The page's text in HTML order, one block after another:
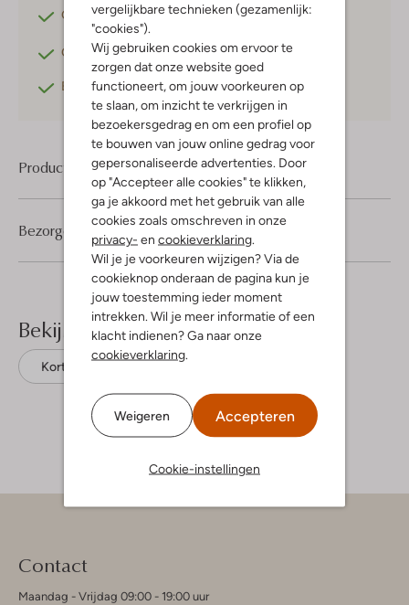
vergelijkbare technieken (gezamenlijk:
"cookies").
Wij gebruiken cookies om ervoor te
zorgen dat onze website goed
functioneert, om jouw voorkeuren op
te slaan, om inzicht te verkrijgen in
bezoekersgedrag en om een profiel op
te bouwen van jouw online gedrag voor
gepersonaliseerde advertenties. Door
op "Accepteer alle cookies" te klikken,
ga je akkoord met het gebruik van alle
cookies zoals omschreven in onze
privacy- en cookieverklaring.
Wil je je voorkeuren wijzigen? Via de
cookieknop onderaan de pagina kun je
jouw toestemming ieder moment
intrekken. Wil je meer informatie of een
klacht indienen? Ga naar onze
cookieverklaring.
Weigeren Accepteren
Cookie-instellingen
Gratis verzendingvanaf €75,-
Gratis retournerenbinnen 30 dagen*
Betaal achterafmet Klarna
Product informatie
Bezorgen & retourneren
Bekijk meer
Korte broeken Daily7
Contact
Maandag - Vrijdag 09:00 - 19:00 uur